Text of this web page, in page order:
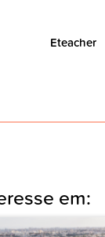
Eteacher
em: